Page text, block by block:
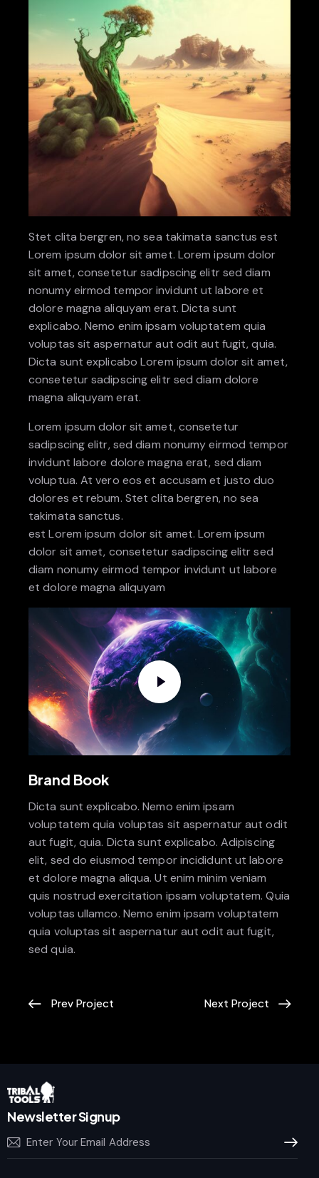
Stet clita bergren, no sea takimata sanctus est
Lorem ipsum dolor sit amet. Lorem ipsum dolor
sit amet, consetetur sadipscing elitr sed diam
nonumy eirmod tempor invidunt ut labore et
dolore magna aliquyam erat. Dicta sunt
explicabo. Nemo enim ipsam voluptatem quia
voluptas sit aspernatur aut odit aut fugit, quia.
Dicta sunt explicabo Lorem ipsum dolor sit amet,
consetetur sadipscing elitr sed diam dolore
magna aliquyam erat.
Lorem ipsum dolor sit amet, consetetur
sadipscing elitr, sed diam nonumy eirmod tempor
invidunt labore dolore magna erat, sed diam
voluptua. At vero eos et accusam et justo duo
dolores et rebum. Stet clita bergren, no sea
takimata sanctus.
est Lorem ipsum dolor sit amet. Lorem ipsum
dolor sit amet, consetetur sadipscing elitr sed
diam nonumy eirmod tempor invidunt ut labore
et dolore magna aliquyam
Brand Book
Dicta sunt explicabo. Nemo enim ipsam
voluptatem quia voluptas sit aspernatur aut odit
aut fugit, quia. Dicta sunt explicabo. Adipiscing
elit, sed do eiusmod tempor incididunt ut labore
et dolore magna aliqua. Ut enim minim veniam
quis nostrud exercitation ipsam voluptatem. Quia
voluptas ullamco. Nemo enim ipsam voluptatem
quia voluptas sit aspernatur aut odit aut fugit,
sed quia.
Prev Project Next Project
Newsletter Signup